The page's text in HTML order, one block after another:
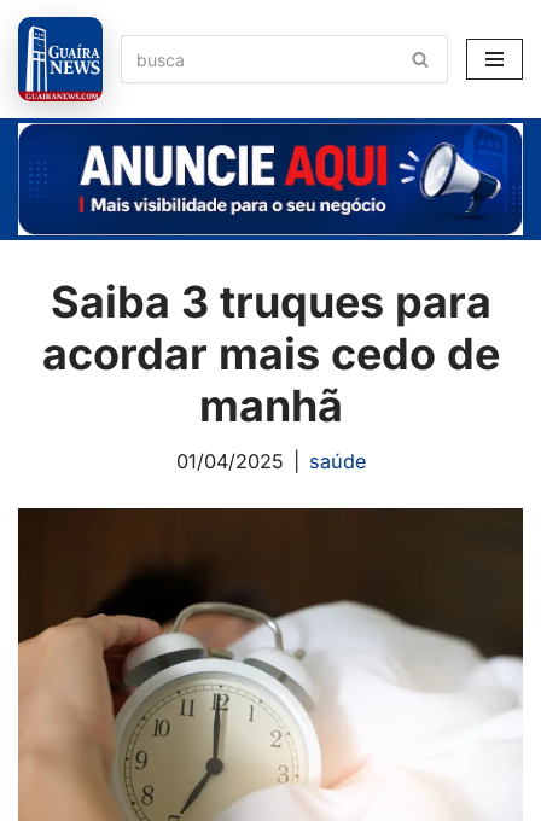
Pular
para
o
conteúdo
Saiba 3 truques para
acordar mais cedo de
manhã
01/04/2025 saúde